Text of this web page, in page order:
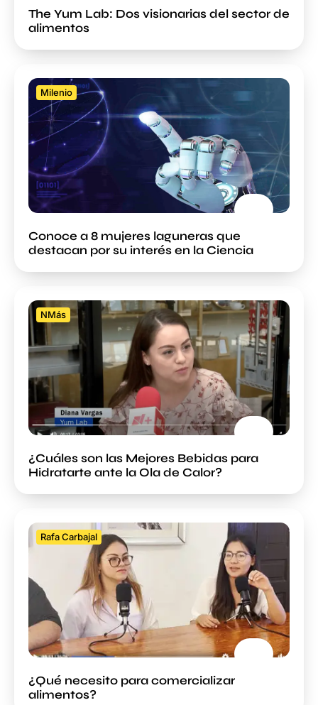
The Yum Lab: Dos visionarias del sector de
alimentos
Milenio
Conoce a 8 mujeres laguneras que
destacan por su interés en la Ciencia
NMás
¿Cuáles son las Mejores Bebidas para
Hidratarte ante la Ola de Calor?
Rafa Carbajal
¿Qué necesito para comercializar
alimentos?